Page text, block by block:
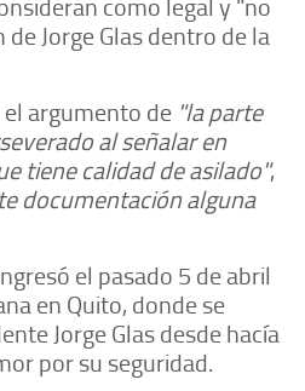
Jorge Glas dentro de la
argumento de "la parte
al señalar en
tiene calidad de asilado",
documentación alguna
el pasado 5 de abril
en Quito, donde se
Jorge Glas desde hacía
por su seguridad.